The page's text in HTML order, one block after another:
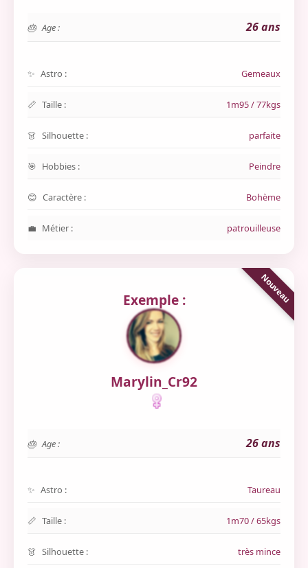
Age : 26 ans
Astro : Gemeaux
Taille : 1m95 / 77kgs
Silhouette : parfaite
Hobbies : Peindre
Caractère : Bohème
Métier : patrouilleuse
Exemple :
Marylin_Cr92
Age : 26 ans
Astro : Taureau
Taille : 1m70 / 65kgs
Silhouette : très mince